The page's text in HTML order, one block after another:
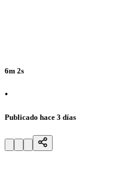
6m 2s
•
Publicado hace 3 días